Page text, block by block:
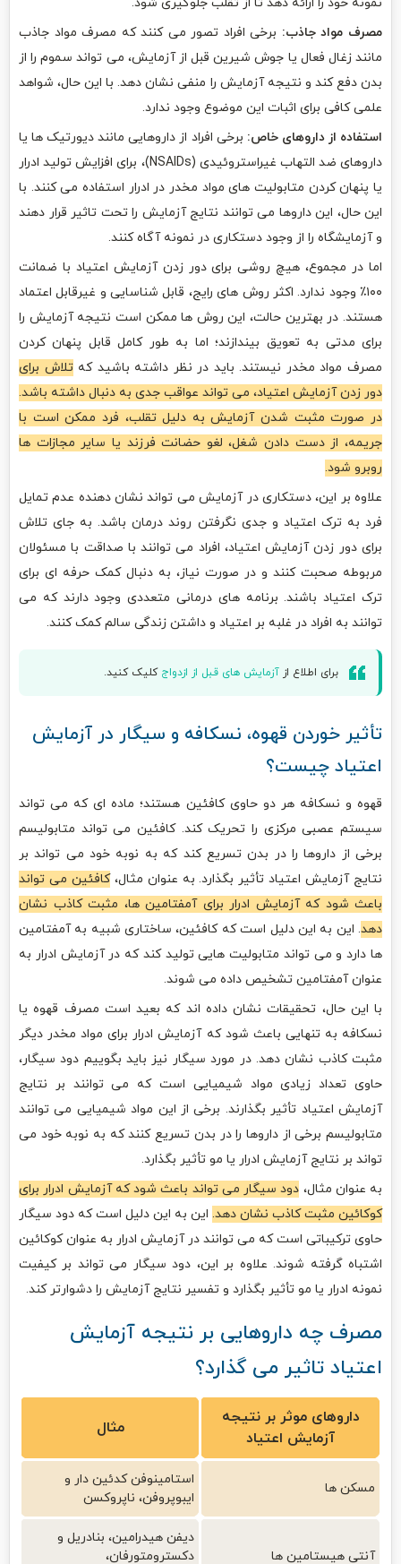
مصرف مواد جاذب: برخی افراد تصور می کنند که مصرف مواد جاذب
مانند زغال فعال یا جوش شیرین قبل از آزمایش، می تواند سموم را از
بدن دفع کند و نتیجه آزمایش را منفی نشان دهد. با این حال، شواهد
علمی کافی برای اثبات این موضوع وجود ندارد.
استفاده از داروهای خاص: برخی افراد از داروهایی مانند دیورتیک ها یا
داروهای ضد التهاب غیراستروئیدی (NSAIDs)، برای افزایش تولید ادرار
یا پنهان کردن متابولیت های مواد مخدر در ادرار استفاده می کنند. با
این حال، این داروها می توانند نتایج آزمایش را تحت تاثیر قرار دهند
و آزمایشگاه را از وجود دستکاری در نمونه آگاه کنند.
اما در مجموع، هیچ روشی برای دور زدن آزمایش اعتیاد با ضمانت
۱۰۰٪ وجود ندارد. اکثر روش های رایج، قابل شناسایی و غیرقابل اعتماد
هستند. در بهترین حالت، این روش ها ممکن است نتیجه آزمایش را
برای مدتی به تعویق بیندازند؛ اما به طور کامل قابل پنهان کردن
مصرف مواد مخدر نیستند. باید در نظر داشته باشید کهتلاش برای
دور زدن آزمایش اعتیاد، می تواند عواقب جدی به دنبال داشته باشد.
در صورت مثبت شدن آزمایش به دلیل تقلب، فرد ممکن است با
جریمه، از دست دادن شغل، لغو حضانت فرزند یا سایر مجازات ها
روبرو شود.
علاوه بر این، دستکاری در آزمایش می تواند نشان دهنده عدم تمایل
فرد به ترک اعتیاد و جدی نگرفتن روند درمان باشد. به جای تلاش
برای دور زدن آزمایش اعتیاد، افراد می توانند با صداقت با مسئولان
مربوطه صحبت کنند و در صورت نیاز، به دنبال کمک حرفه ای برای
ترک اعتیاد باشند. برنامه های درمانی متعددی وجود دارند که می
توانند به افراد در غلبه بر اعتیاد و داشتن زندگی سالم کمک کنند.
برای اطلاع از آزمایش های قبل از ازدواج کلیک کنید.
تأثیر خوردن قهوه، نسکافه و سیگار در آزمایش
اعتیاد چیست؟
قهوه و نسکافه هر دو حاوی کافئین هستند؛ ماده ای که می تواند
سیستم عصبی مرکزی را تحریک کند. کافئین می تواند متابولیسم
برخی از داروها را در بدن تسریع کند که به نوبه خود می تواند بر
نتایج آزمایش اعتیاد تأثیر بگذارد. به عنوان مثال،کافئین می تواند
باعث شود که آزمایش ادرار برای آمفتامین ها، مثبت کاذب نشان
دهد. این به این دلیل است که کافئین، ساختاری شبیه به آمفتامین
ها دارد و می تواند متابولیت هایی تولید کند که در آزمایش ادرار به
عنوان آمفتامین تشخیص داده می شوند.
با این حال، تحقیقات نشان داده اند که بعید است مصرف قهوه یا
نسکافه به تنهایی باعث شود که آزمایش ادرار برای مواد مخدر دیگر
مثبت کاذب نشان دهد. در مورد سیگار نیز باید بگوییم دود سیگار،
حاوی تعداد زیادی مواد شیمیایی است که می توانند بر نتایج
آزمایش اعتیاد تأثیر بگذارند. برخی از این مواد شیمیایی می توانند
متابولیسم برخی از داروها را در بدن تسریع کنند که به نوبه خود می
تواند بر نتایج آزمایش ادرار یا مو تأثیر بگذارد.
به عنوان مثال، دود سیگار می تواند باعث شود که آزمایش ادرار برای
کوکائین مثبت کاذب نشان دهد. این به این دلیل است که دود سیگار
حاوی ترکیباتی است که می توانند در آزمایش ادرار به عنوان کوکائین
اشتباه گرفته شوند. علاوه بر این، دود سیگار می تواند بر کیفیت
نمونه ادرار یا مو تأثیر بگذارد و تفسیر نتایج آزمایش را دشوارتر کند.
مصرف چه داروهایی بر نتیجه آزمایش
اعتیاد تاثیر می گذارد؟
داروهای موثر بر نتیجه
آزمایش اعتیاد
مثال
مسکن ها
استامینوفن کدئین دار و
ایبوپروفن، ناپروکسن
آنتی هیستامین ها
دیفن هیدرامین، بنادریل و
دکسترومتورفان،